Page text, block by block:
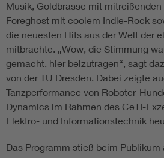
Musik, Goldbrasse mit
Foreghost mit coolem Indie-Rock
die neuesten Hits aus der Welt der
mitbrachte. „Wow, die Stimmung
gemacht, hier beizutragen“, sagt
von der TU Dresden. Dabei zeigte
Tanzperformance von Roboter-
Dynamics im Rahmen des CeTI-
Elektro- und Informationstechnik
Das Programm stieß beim Publikum